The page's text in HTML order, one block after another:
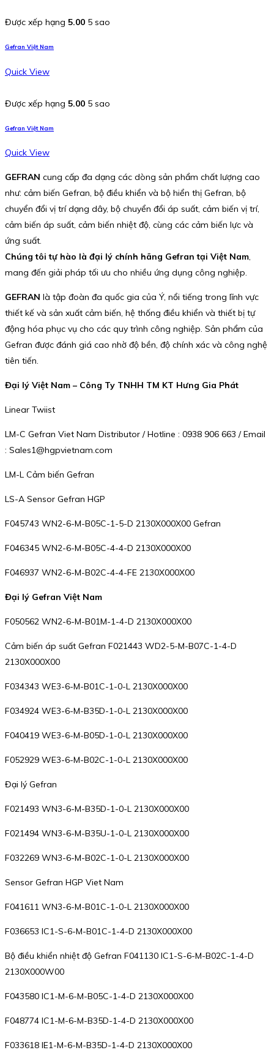
Được xếp hạng 5.00 5 sao
Gefran Việt Nam
Quick View
Được xếp hạng 5.00 5 sao
Gefran Việt Nam
Quick View
GEFRAN cung cấp đa dạng các dòng sản phẩm chất lượng cao
như: cảm biến Gefran, bộ điều khiển và bộ hiển thị Gefran, bộ
chuyển đổi vị trí dạng dây, bộ chuyển đổi áp suất, cảm biến vị trí,
cảm biến áp suất, cảm biến nhiệt độ, cùng các cảm biến lực và
ứng suất.
Chúng tôi tự hào là đại lý chính hãng Gefran tại Việt Nam,
mang đến giải pháp tối ưu cho nhiều ứng dụng công nghiệp.
GEFRAN là tập đoàn đa quốc gia của Ý, nổi tiếng trong lĩnh vực
thiết kế và sản xuất cảm biến, hệ thống điều khiển và thiết bị tự
động hóa phục vụ cho các quy trình công nghiệp. Sản phẩm của
Gefran được đánh giá cao nhờ độ bền, độ chính xác và công nghệ
tiên tiến.
Đại lý Việt Nam – Công Ty TNHH TM KT Hưng Gia Phát
Linear Twiist
LM-C Gefran Viet Nam Distributor / Hotline : 0938 906 663 / Email
: Sales1@hgpvietnam.com
LM-L Cảm biến Gefran
LS-A Sensor Gefran HGP
F045743 WN2-6-M-B05C-1-5-D 2130X000X00 Gefran
F046345 WN2-6-M-B05C-4-4-D 2130X000X00
F046937 WN2-6-M-B02C-4-4-FE 2130X000X00
Đại lý Gefran Việt Nam
F050562 WN2-6-M-B01M-1-4-D 2130X000X00
Cảm biến áp suất Gefran F021443 WD2-5-M-B07C-1-4-D
2130X000X00
F034343 WE3-6-M-B01C-1-0-L 2130X000X00
F034924 WE3-6-M-B35D-1-0-L 2130X000X00
F040419 WE3-6-M-B05D-1-0-L 2130X000X00
F052929 WE3-6-M-B02C-1-0-L 2130X000X00
Đại lý Gefran
F021493 WN3-6-M-B35D-1-0-L 2130X000X00
F021494 WN3-6-M-B35U-1-0-L 2130X000X00
F032269 WN3-6-M-B02C-1-0-L 2130X000X00
Sensor Gefran HGP Viet Nam
F041611 WN3-6-M-B01C-1-0-L 2130X000X00
F036653 IC1-S-6-M-B01C-1-4-D 2130X000X00
Bộ điều khiển nhiệt độ Gefran F041130 IC1-S-6-M-B02C-1-4-D
2130X000W00
F043580 IC1-M-6-M-B05C-1-4-D 2130X000X00
F048774 IC1-M-6-M-B35D-1-4-D 2130X000X00
F033618 IE1-M-6-M-B35D-1-4-D 2130X000X00